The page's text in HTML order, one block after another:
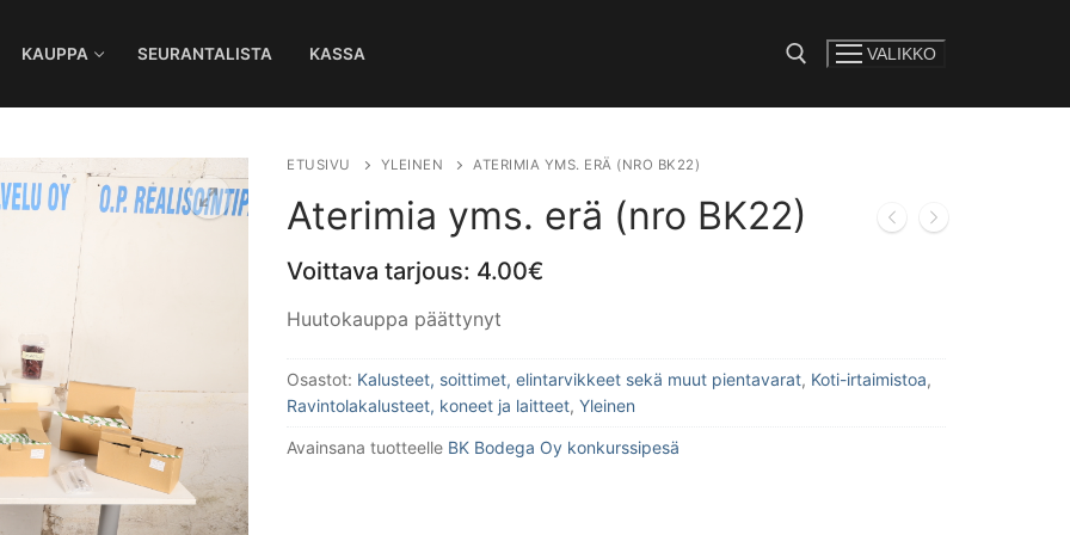
KAUPPA SEURANTALISTA KASSA
Hae:
VALIKKO
ETUSIVU YLEINEN ATERIMIA YMS. ERÄ (NRO BK22)
Aterimia yms. erä (nro BK22)
Voittava tarjous: 4.00€
Huutokauppa päättynyt
Osastot: Kalusteet, soittimet, elintarvikkeet sekä muut pientavarat, Koti-irtaimistoa,
Ravintolakalusteet, koneet ja laitteet, Yleinen
Avainsana tuotteelle BK Bodega Oy konkurssipesä